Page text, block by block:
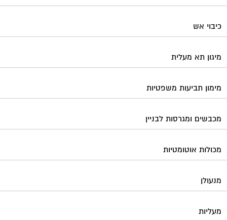
כיבוי אש
מיגון תא מעלית
מימון תביעות משפטיות
מכבשים ומגרסות לבניין
מכולות אוטומטיות
מנעולן
מעליות